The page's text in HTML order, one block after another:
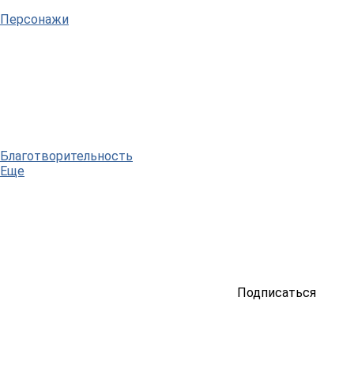
Персонажи
Благотворительность
Еще
Подписаться